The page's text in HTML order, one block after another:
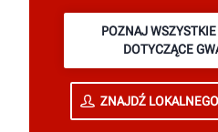
POZNAJ
DOTYCZĄCE
ZNAJDŹ